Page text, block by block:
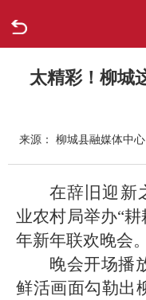
走进柳城
政府信息公开
网上办事
互动回应
数据专题
太精彩！柳城
来源： 柳城县融媒体中心
在辞旧迎新
业农村局举办“耕
年新年联欢晚会。
晚会开场播
鲜活画面勾勒出